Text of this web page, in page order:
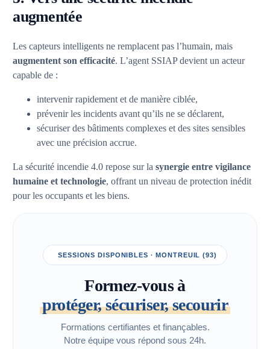
augmentée
Les capteurs intelligents ne remplacent pas l’humain, mais
augmentent son efficacité. L’agent SSIAP devient un acteur
capable de :
intervenir rapidement et de manière ciblée,
prévenir les incidents avant qu’ils ne se déclarent,
sécuriser des bâtiments complexes et des sites sensibles
avec une précision accrue.
La sécurité incendie 4.0 repose sur lasynergie entre vigilance
humaine et technologie, offrant un niveau de protection inédit
pour les occupants et les biens.
SESSIONS DISPONIBLES · MONTREUIL (93)
Formez-vous à
protéger, sécuriser, secourir
Formations certifiantes et finançables.
Notre équipe vous répond sous 24h.